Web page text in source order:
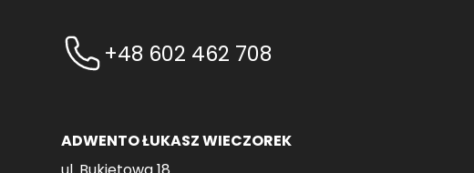
stronie
+48 602 462 708
ADWENTO ŁUKASZ WIECZOREK